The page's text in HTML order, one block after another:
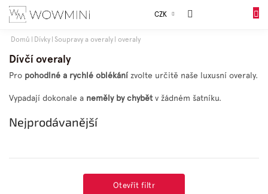
Přejít
CZK
Sales
Celý
Domů Dívky Soupravy a overaly overaly
Dívčí overaly
Pro pohodlné a rychlé oblékánízvolte určitě naše luxusní overaly.
Vypadají dokonale a neměly by chybětv žádném šatníku.
Nejprodávanější
Otevřít filtr